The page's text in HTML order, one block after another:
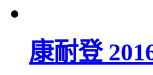
康耐登